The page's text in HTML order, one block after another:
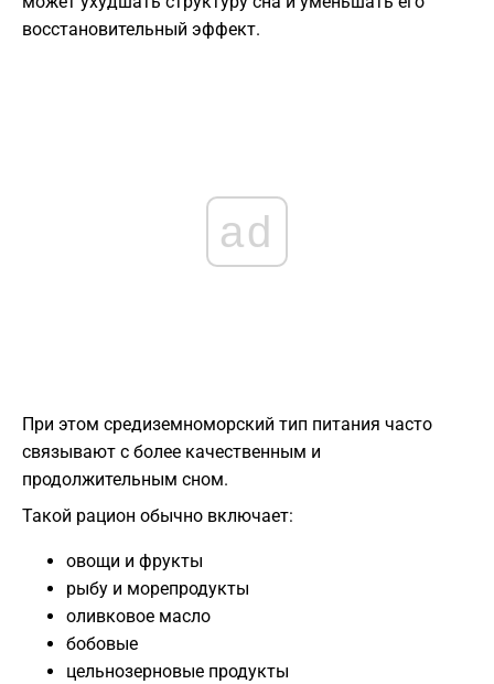
восстановительный эффект.
ad
При этом средиземноморский тип питания часто
связывают с более качественным и
продолжительным сном.
Такой рацион обычно включает:
овощи и фрукты
рыбу и морепродукты
оливковое масло
бобовые
цельнозерновые продукты